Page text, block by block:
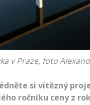
v Praze, foto
si vítězný
ročníku ceny z